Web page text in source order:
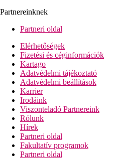
Partnereinknek
Partneri oldal
Elérhetőségek
Fizetési és céginformációk
Kartago
Adatvédelmi tájékoztató
Adatvédelmi beállítások
Karrier
Irodáink
Viszonteladó Partnereink
Rólunk
Hírek
Partneri oldal
Fakultatív programok
Partneri oldal